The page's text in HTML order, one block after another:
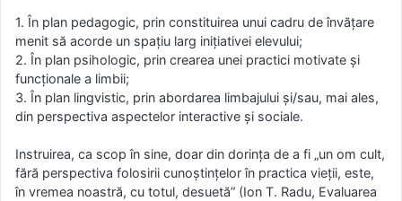
1. În plan pedagogic, prin constituirea unui cadru de învățare
menit să acorde un spațiu larg inițiativei elevului;
2. În plan psihologic, prin crearea unei practici motivate și
funcționale a limbii;
3. În plan lingvistic, prin abordarea limbajului și/sau, mai ales,
din perspectiva aspectelor interactive și sociale.
Instruirea, ca scop în sine, doar din dorința de a fi „un om cult,
fără perspectiva folosirii cunoștințelor în practica vieții, este,
în vremea noastră, cu totul, desuetă” (Ion T. Radu, Evaluarea